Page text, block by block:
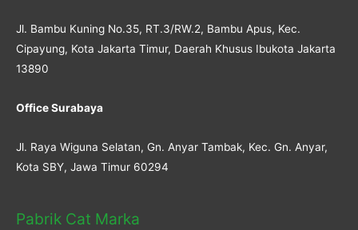
Jl. Bambu Kuning No.35, RT.3/RW.2, Bambu Apus, Kec.
Cipayung, Kota Jakarta Timur, Daerah Khusus Ibukota Jakarta
13890
Office Surabaya
Jl. Raya Wiguna Selatan, Gn. Anyar Tambak, Kec. Gn. Anyar,
Kota SBY, Jawa Timur 60294
Pabrik Cat Marka